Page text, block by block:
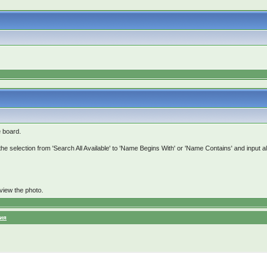
from 'Search All Available' to 'Name Begins With' or 'Name Contains' and input
the photo.